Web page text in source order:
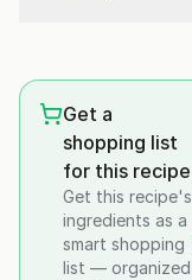
Get a
shopping list
for this recipe
Get this recipe's
ingredients as a
smart shopping
list — organized